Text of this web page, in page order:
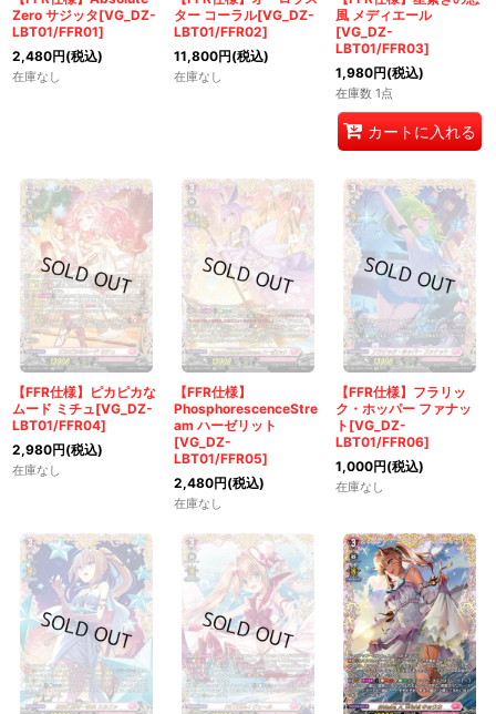
Zero サジッタ[VG_DZ-
LBT01/FFR01]
2,480円(税込)
在庫なし
ター コーラル[VG_DZ-
LBT01/FFR02]
11,800円(税込)
在庫なし
風 メディエール
[VG_DZ-
LBT01/FFR03]
1,980円(税込)
在庫数 1点
カートに入れる
【FFR仕様】ピカピカな
ムード ミチュ[VG_DZ-
LBT01/FFR04]
2,980円(税込)
在庫なし
【FFR仕様】
PhosphorescenceStre
am ハーゼリット
[VG_DZ-
LBT01/FFR05]
2,480円(税込)
在庫なし
【FFR仕様】フラリッ
ク・ホッパー ファナッ
ト[VG_DZ-
LBT01/FFR06]
1,000円(税込)
在庫なし